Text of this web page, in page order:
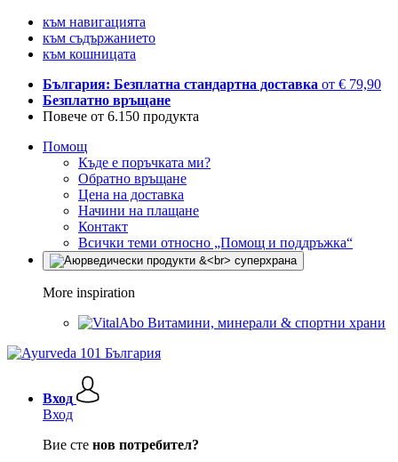
към навигацията
към съдържанието
към кошницата
България: Безплатна стандартна доставка от € 79,90
Безплатно връщане
Повече от 6.150 продукта
Помощ
Къде е поръчката ми?
Обратно връщане
Цена на доставка
Начини на плащане
Контакт
Всички теми относно „Помощ и поддръжка“
More inspiration
Витамини, минерали & спортни храни
Вход
Вход
Вие сте нов потребител?